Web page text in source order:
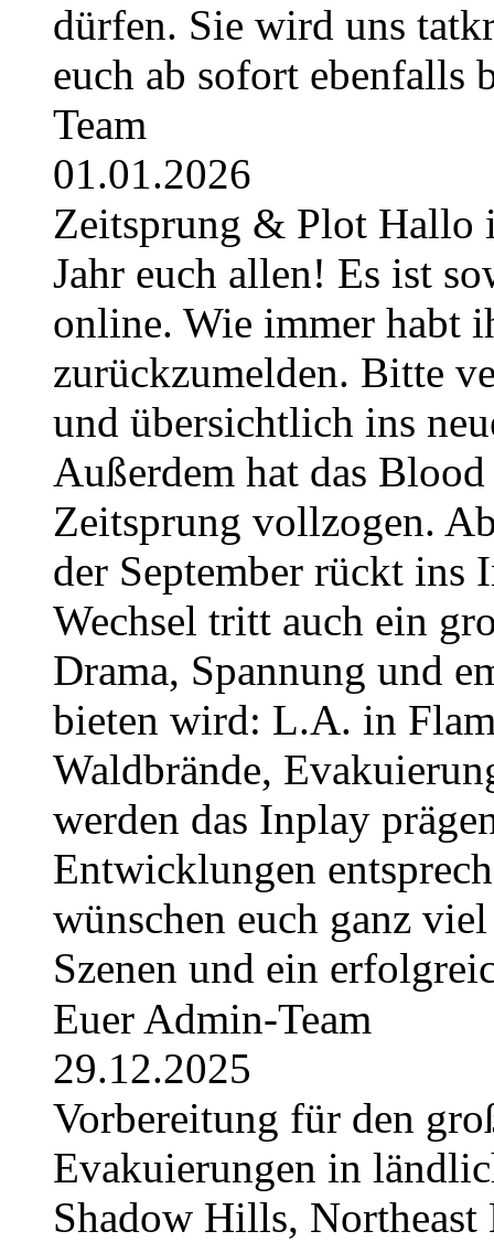
dürfen. Sie wird uns
euch ab sofort ebenfalls
Team
01.01.2026
Zeitsprung & Plot Hallo
Jahr euch allen! Es ist
online. Wie immer habt
zurückzumelden. Bitte
und übersichtlich ins
Außerdem hat das
Zeitsprung vollzogen.
der September rückt ins
Wechsel tritt auch ein
Drama, Spannung und
bieten wird: L.A. in
Waldbrände,
werden das Inplay
Entwicklungen
wünschen euch ganz
Szenen und ein
Euer Admin-Team
29.12.2025
Vorbereitung für den
Evakuierungen in
Shadow Hills,